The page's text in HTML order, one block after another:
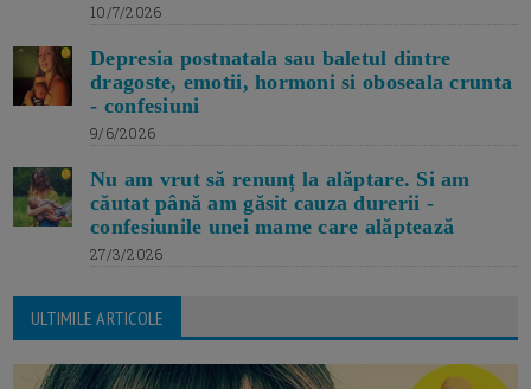
10/7/2026
Depresia postnatala sau baletul dintre
dragoste, emotii, hormoni si oboseala crunta
- confesiuni
9/6/2026
Nu am vrut să renunț la alăptare. Si am
căutat până am găsit cauza durerii -
confesiunile unei mame care alăptează
27/3/2026
ULTIMILE ARTICOLE